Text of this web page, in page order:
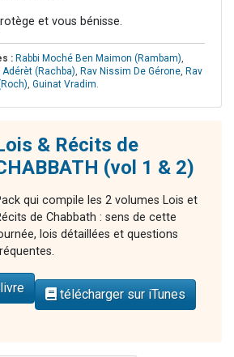
et vous bénisse.
: Rabbi Moché Ben Maimon (Rambam),
Adérèt (Rachba), Rav Nissim De Gérone, Rav
, Guinat Vradim.
& Récits de
(vol 1 & 2)
qui compile les 2 volumes Lois et
de Chabbath : sens de cette
lois détaillées et questions
télécharger sur iTunes